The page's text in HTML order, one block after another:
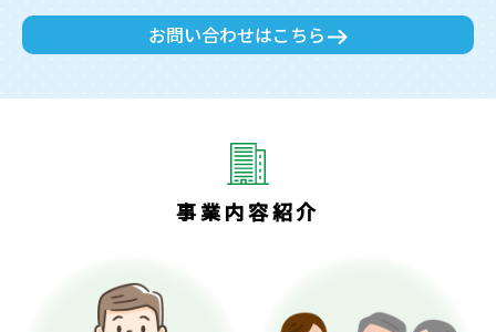
お問い合わせはこちら
事業内容紹介